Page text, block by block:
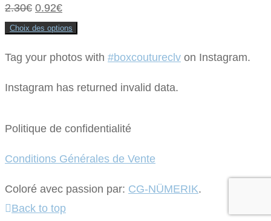
2.30€ Le
prix
était :
2.30€.
0.92€Le
prix
est :
0.92€.
Choix des options
Ce
a
plusieurs
options
sur
produit
Tag your photos with #boxcoutureclv on Instagram.
Instagram has returned invalid data.
Politique de confidentialité
Conditions Générales de Vente
Coloré avec passion par: CG-NÜMERIK.
Back to top